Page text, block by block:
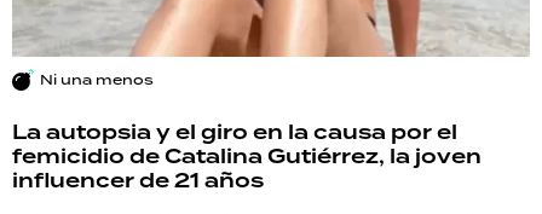
Ni una menos
La autopsia y el giro en la causa por el
femicidio de Catalina Gutiérrez, la joven
influencer de 21 años